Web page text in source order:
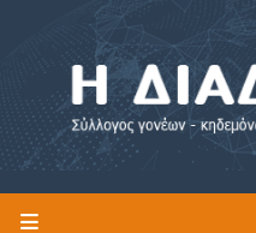
Η ΔΙΑΔΡΟΜΗ